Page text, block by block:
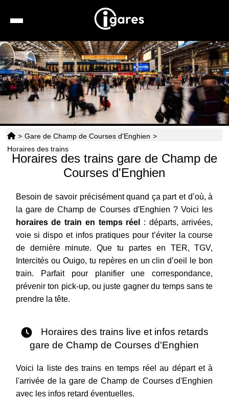
Recherche
Location de voiture
Hôtels
Transports
Horaires
> Gare de Champ de Courses d'Enghien >
Horaires des trains
Horaires des trains gare de Champ de
Courses d'Enghien
Besoin de savoir précisément quand ça part et d’où, à
la gare de Champ de Courses d'Enghien ? Voici les
horaires de train en temps réel
: départs, arrivées,
voie si dispo et infos pratiques pour t’éviter la course
de dernière minute. Que tu partes en TER, TGV,
Intercités ou Ouigo, tu repères en un clin d’oeil le bon
train. Parfait pour planifier une correspondance,
prévenir ton pick-up, ou juste gagner du temps sans te
prendre la tête.
Horaires des trains live et infos retards
gare de Champ de Courses d'Enghien
Voici la liste des trains en temps réel au départ et à
l'arrivée de la gare de Champ de Courses d'Enghien
avec les infos retard éventuelles.